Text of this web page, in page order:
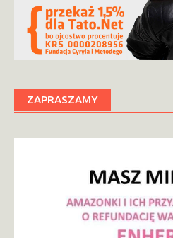
ZAPRASZAMY